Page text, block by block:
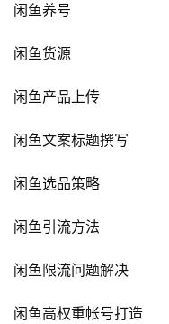
页
行
快
开
案
坑
闲鱼养号
闲鱼货源
闲鱼产品上传
闲鱼文案标题撰写
闲鱼选品策略
闲鱼引流方法
闲鱼限流问题解决
闲鱼高权重帐号打造